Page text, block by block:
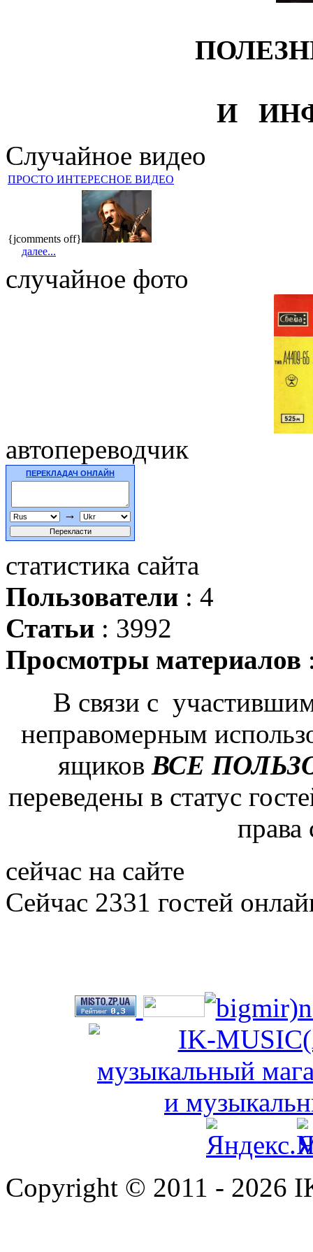
И
Случайное видео
ПРОСТО ИНТЕРЕСНОЕ ВИДЕО
{jcomments off}
далее...
случайное фото
автопереводчик
ПЕРЕКЛАДАЧ ОНЛАЙН
→
статистика сайта
Пользователи : 4
Статьи : 3992
Просмотры материалов
В связи с
неправомерным
ящиков ВСЕ
переведены в статус
сейчас на сайте
Сейчас 2331 гостей
Copyright © 2011 - 2026